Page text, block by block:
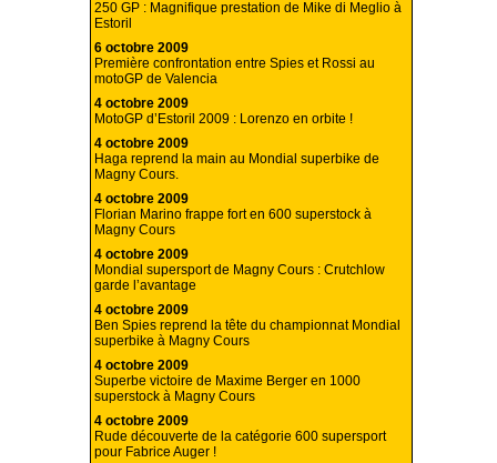
250 GP : Magnifique prestation de Mike di Meglio à
Estoril
6 octobre 2009
Première confrontation entre Spies et Rossi au
motoGP de Valencia
4 octobre 2009
MotoGP d’Estoril 2009 : Lorenzo en orbite !
4 octobre 2009
Haga reprend la main au Mondial superbike de
Magny Cours.
4 octobre 2009
Florian Marino frappe fort en 600 superstock à
Magny Cours
4 octobre 2009
Mondial supersport de Magny Cours : Crutchlow
garde l’avantage
4 octobre 2009
Ben Spies reprend la tête du championnat Mondial
superbike à Magny Cours
4 octobre 2009
Superbe victoire de Maxime Berger en 1000
superstock à Magny Cours
4 octobre 2009
Rude découverte de la catégorie 600 supersport
pour Fabrice Auger !